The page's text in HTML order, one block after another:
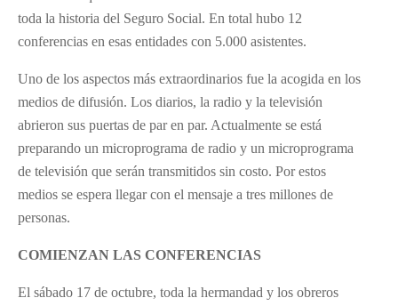
toda la historia del Seguro Social. En total hubo 12
conferencias en esas entidades con 5.000 asistentes.
Uno de los aspectos más extraordinarios fue la acogida en los
medios de difusión. Los diarios, la radio y la televisión
abrieron sus puertas de par en par. Actualmente se está
preparando un microprograma de radio y un microprograma
de televisión que serán transmitidos sin costo. Por estos
medios se espera llegar con el mensaje a tres millones de
personas.
COMIENZAN LAS CONFERENCIAS
El sábado 17 de octubre, toda la hermandad y los obreros